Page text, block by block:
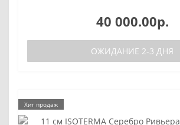
40 000.00р.
ОЖИДАНИЕ 2-3 ДНЯ
Хит продаж